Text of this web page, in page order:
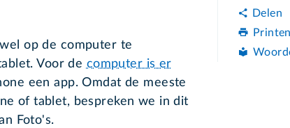
op de computer te
Voor de computer is er
een app. Omdat de meeste
of tablet, bespreken we in dit
Foto's.
Delen